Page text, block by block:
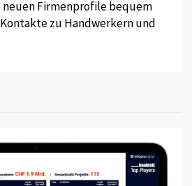
neuen Firmenprofile bequem
zu Handwerkern und